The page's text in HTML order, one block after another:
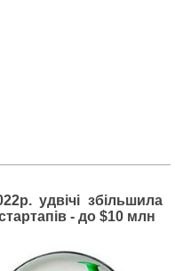
удвічі збільшила
- до $10 млн